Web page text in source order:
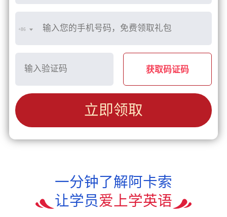
+86
获取码证码
立即领取
一分钟了解阿卡索
让学员爱上学英语